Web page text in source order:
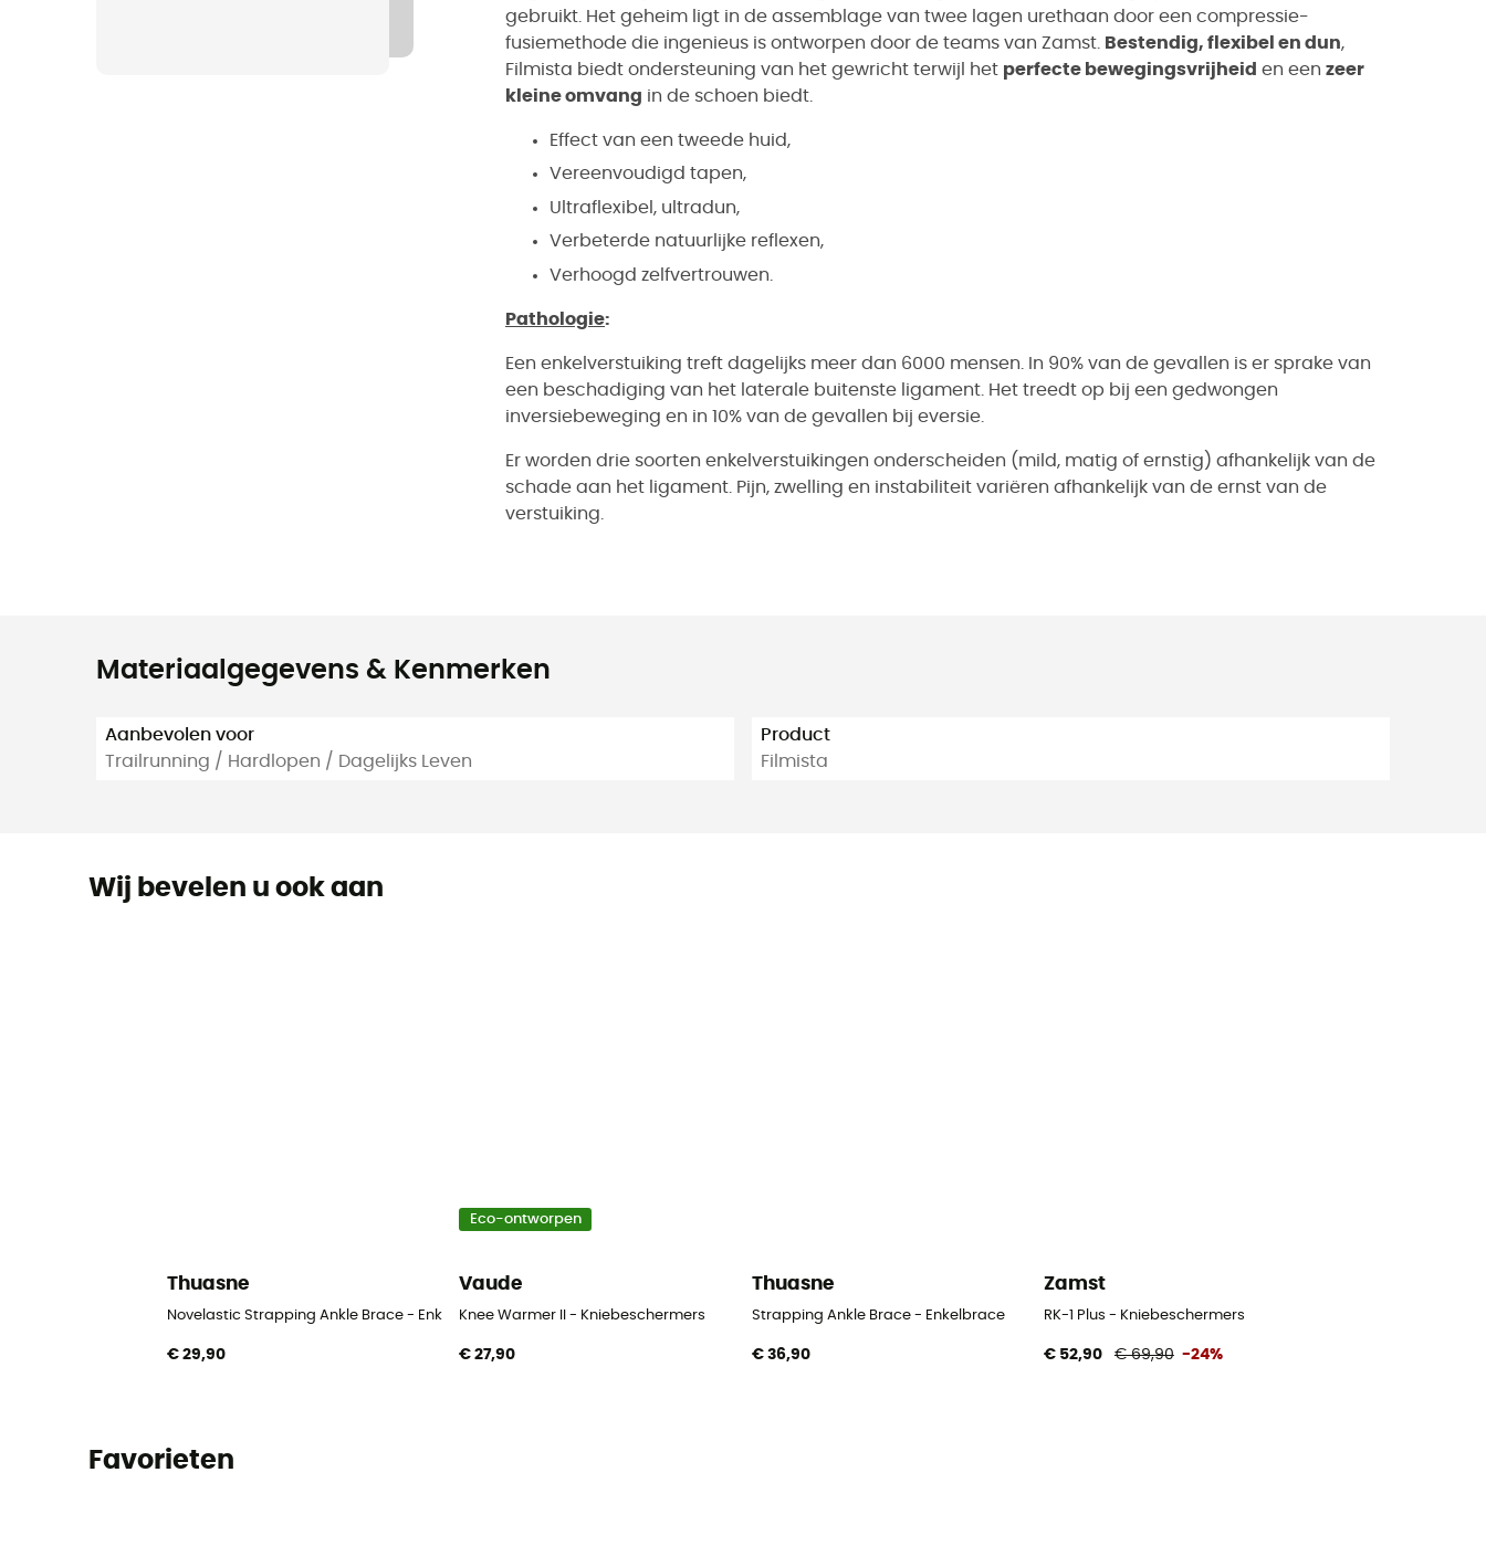
gebruikt. Het geheim ligt in de assemblage van twee lagen urethaan door een compressie-
fusiemethode die ingenieus is ontworpen door de teams van Zamst.
Bestendig, flexibel en dun,
Filmista biedt ondersteuning van het gewricht terwijl het perfecte bewegingsvrijheid en een zeer
kleine omvang in de schoen biedt.
Effect van een tweede huid,
Vereenvoudigd tapen,
Ultraflexibel, ultradun,
Verbeterde natuurlijke reflexen,
Verhoogd zelfvertrouwen.
Pathologie:
Een enkelverstuiking treft dagelijks meer dan 6000 mensen. In 90% van de gevallen is er sprake van
een beschadiging van het laterale buitenste ligament. Het treedt op bij een gedwongen
inversiebeweging en in 10% van de gevallen bij eversie.
Er worden drie soorten enkelverstuikingen onderscheiden (mild, matig of ernstig) afhankelijk van de
schade aan het ligament. Pijn, zwelling en instabiliteit variëren afhankelijk van de ernst van de
verstuiking.
Materiaalgegevens & Kenmerken
Aanbevolen voor
Trailrunning / Hardlopen / Dagelijks Leven
Product
Filmista
Wij bevelen u ook aan
Thuasne
Novelastic Strapping Ankle Brace - Enkelbrace
€ 29,90
Eco-ontworpen
Vaude
Knee Warmer II - Kniebeschermers
€ 27,90
Thuasne
Strapping Ankle Brace - Enkelbrace
€ 36,90
Zamst
RK-1 Plus - Kniebeschermers
€ 52,90 € 69,90 -24%
Favorieten